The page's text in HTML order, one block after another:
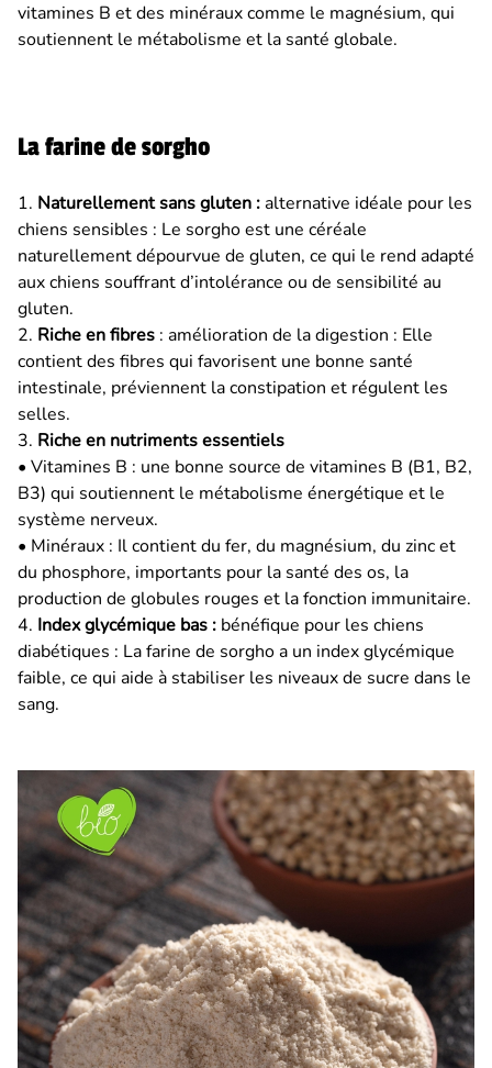
vitamines B et des minéraux comme le magnésium, qui
soutiennent le métabolisme et la santé globale.
La farine de sorgho
1. Naturellement sans gluten :alternative idéale pour les
chiens sensibles : Le sorgho est une céréale
naturellement dépourvue de gluten, ce qui le rend adapté
aux chiens souffrant d’intolérance ou de sensibilité au
gluten.
2. Riche en fibres : amélioration de la digestion : Elle
contient des fibres qui favorisent une bonne santé
intestinale, préviennent la constipation et régulent les
selles.
3. Riche en nutriments essentiels
• Vitamines B : une bonne source de vitamines B (B1, B2,
B3) qui soutiennent le métabolisme énergétique et le
système nerveux.
• Minéraux : Il contient du fer, du magnésium, du zinc et
du phosphore, importants pour la santé des os, la
production de globules rouges et la fonction immunitaire.
4. Index glycémique bas : bénéfique pour les chiens
diabétiques : La farine de sorgho a un index glycémique
faible, ce qui aide à stabiliser les niveaux de sucre dans le
sang.